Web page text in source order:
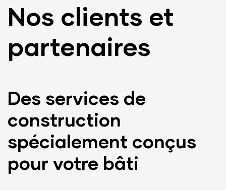
Nos clients et
partenaires
Des services de
construction
spécialement conçus
pour votre bâti